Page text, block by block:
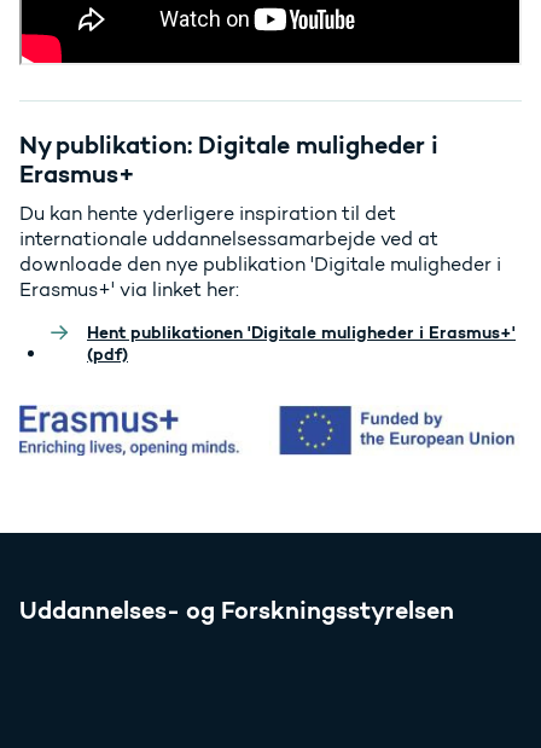
Ny publikation: Digitale muligheder i
Erasmus+
Du kan hente yderligere inspiration til det
internationale uddannelsessamarbejde ved at
downloade den nye publikation 'Digitale muligheder i
Erasmus+' via linket her:
Hent publikationen 'Digitale muligheder i Erasmus+'
(pdf)
Uddannelses- og Forskningsstyrelsen